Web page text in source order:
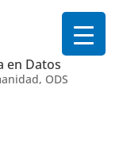
en Datos
, ODS